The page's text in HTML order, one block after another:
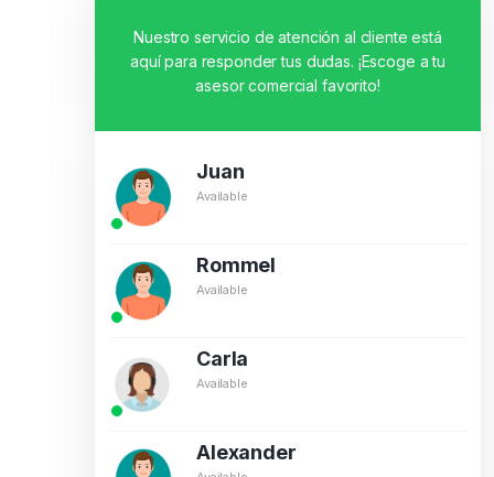
Nuestro servicio de atención al cliente está
aquí para responder tus dudas. ¡Escoge a tu
asesor comercial favorito!
Juan
Available
Rommel
Available
Carla
Available
Alexander